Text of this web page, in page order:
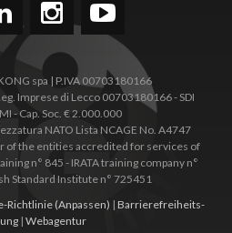
spa | P.IVA 00703180166
Imprese di Lecco 00703180166 - SDI
- Cap. Soc. € 2.000.000
NATO Lista NCAGE No. A4747
of the entities accredited for services of
n° 845 - IRATA training company n°
Standard Institute n° 725451
Richtlinie(Anpassen) | Barrierefreiheits­
| Webagentur